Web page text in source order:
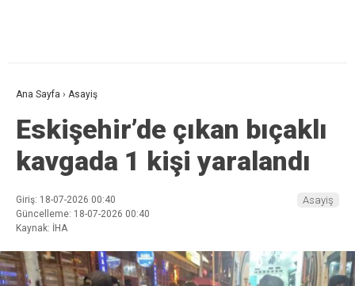
Ana Sayfa › Asayiş
Eskişehir’de çıkan bıçaklı
kavgada 1 kişi yaralandı
Giriş: 18-07-2026 00:40
Güncelleme: 18-07-2026 00:40
Kaynak: İHA
Asayiş